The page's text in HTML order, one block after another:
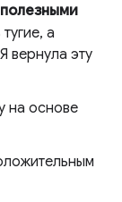
а
вернула эту
на основе